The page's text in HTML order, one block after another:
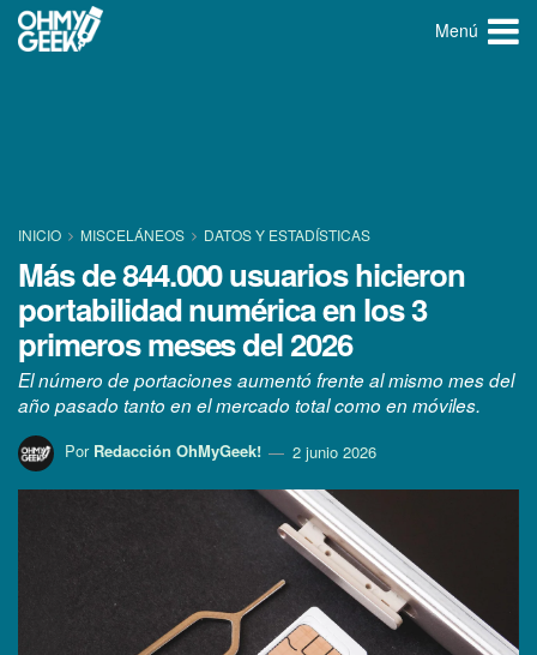
Menú
INICIO MISCELÁNEOS DATOS Y ESTADÍ­STICAS
Más de 844.000 usuarios hicieron
portabilidad numérica en los 3
primeros meses del 2026
El número de portaciones aumentó frente al mismo mes del
año pasado tanto en el mercado total como en móviles.
Por Redacción OhMyGeek! 2 junio 2026